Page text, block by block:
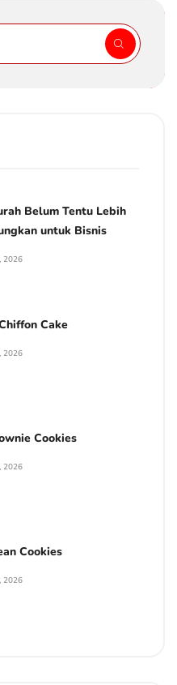
Belum Tentu Lebih
untuk Bisnis
2026
Cake
2026
Cookies
2026
Cookies
2026